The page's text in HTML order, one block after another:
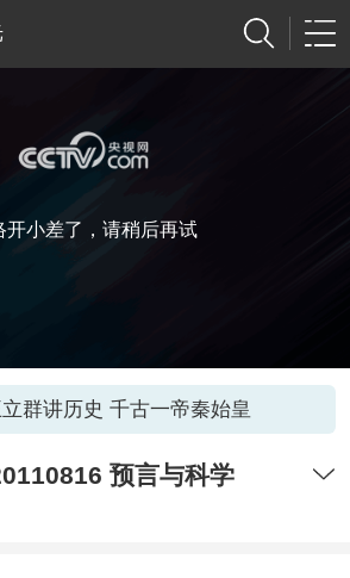
开小差了，请稍后再试
群讲历史 千古一帝秦始皇
预言与科学